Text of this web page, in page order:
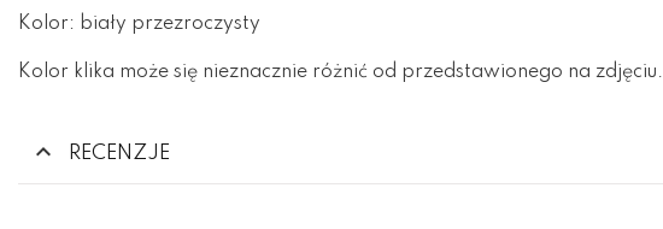
Kolor: biały przezroczysty
Kolor klika może się nieznacznie różnić od przedstawionego na zdjęciu.
RECENZJE